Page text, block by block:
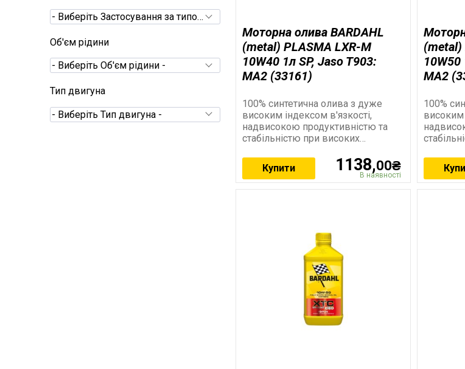
- Виберіть Застосування за типом -
Об'єм рідини
- Виберіть Об'єм рідини -
Тип двигуна
- Виберіть Тип двигуна -
Моторна олива BARDAHL
(metal) PLASMA LXR-M
10W40 1л SP, Jaso T903:
MA2 (33161)
100% синтетична олива з дуже
високим індексом в'язкості,
надвисокою продуктивністю та
стабільністю при високих
вимогам: API SP JASO1138,00₴
В наявності
Купити
(metal)
10W50
MA2
100%
високим